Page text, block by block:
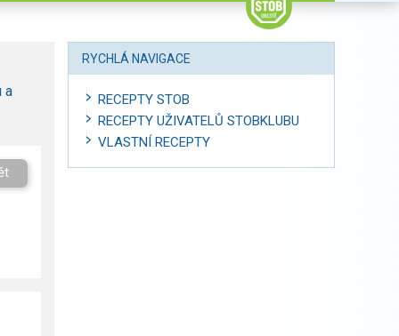
a
RYCHLÁ NAVIGACE
RECEPTY STOB
RECEPTY UŽIVATELŮ STOBKLUBU
VLASTNÍ RECEPTY